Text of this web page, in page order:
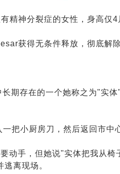
神分裂症的女性，身高仅4
获得无条件释放，彻底解
期存在的一个她称之为"实
把小厨房刀，然后返回市中
动手，但她说"实体把我从
离现场。